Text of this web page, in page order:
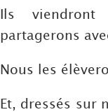
Ils
partagerons
Nous les
Et, dressés sur